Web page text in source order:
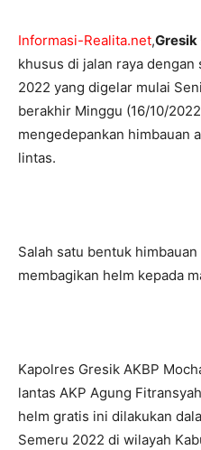
Informasi-Realita.net,Gresik
khusus di jalan raya
2022 yang digelar mulai
berakhir Minggu (16/10/
mengedepankan himbauan
lintas.
Salah satu bentuk
membagikan helm kepada
Kapolres Gresik AKBP
lantas AKP Agung
helm gratis ini dilakukan
Semeru 2022 di wilayah